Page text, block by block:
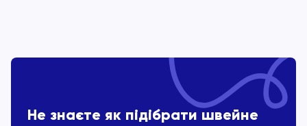
Не знаєте як підібрати швейне